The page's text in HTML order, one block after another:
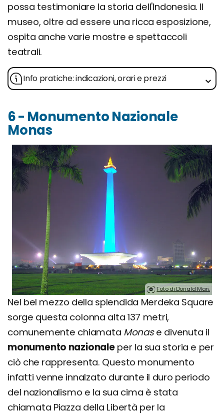
possa testimoniare la storia dell'Indonesia. Il
museo, oltre ad essere una ricca esposizione,
ospita anche varie mostre e spettaccoli
teatrali.
Info pratiche: indicazioni, orari e prezzi
6 - Monumento Nazionale
Monas
Foto di Donald Man.
Nel bel mezzo della splendida Merdeka Square
sorge questa colonna alta 137 metri,
comunemente chiamata Monase divenuta il
monumento nazionaleper la sua storia e per
ciò che rappresenta. Questo monumento
infatti venne innalzato durante il duro periodo
del nazionalismo e la sua cima è stata
chiamata Piazza della Libertà per la